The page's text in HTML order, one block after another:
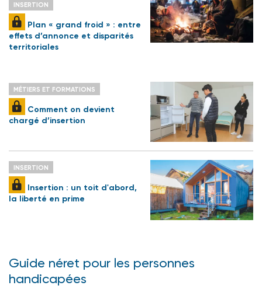
INSERTION
Plan « grand froid » : entre
effets d’annonce et disparités
territoriales
MÉTIERS ET FORMATIONS
Comment on devient
chargé d’insertion
INSERTION
Insertion : un toit d'abord,
la liberté en prime
Guide néret pour les personnes
handicapées